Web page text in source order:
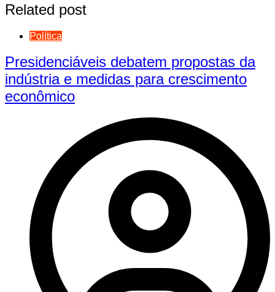
Related post
Política
Presidenciáveis debatem propostas da
indústria e medidas para crescimento
econômico